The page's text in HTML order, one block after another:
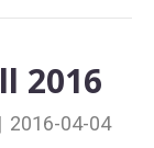
2016
| 2016-04-04